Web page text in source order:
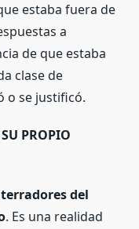
estaba fuera de
a
de que estaba
clase de
o se justificó.
PROPIO
del
. Es una realidad